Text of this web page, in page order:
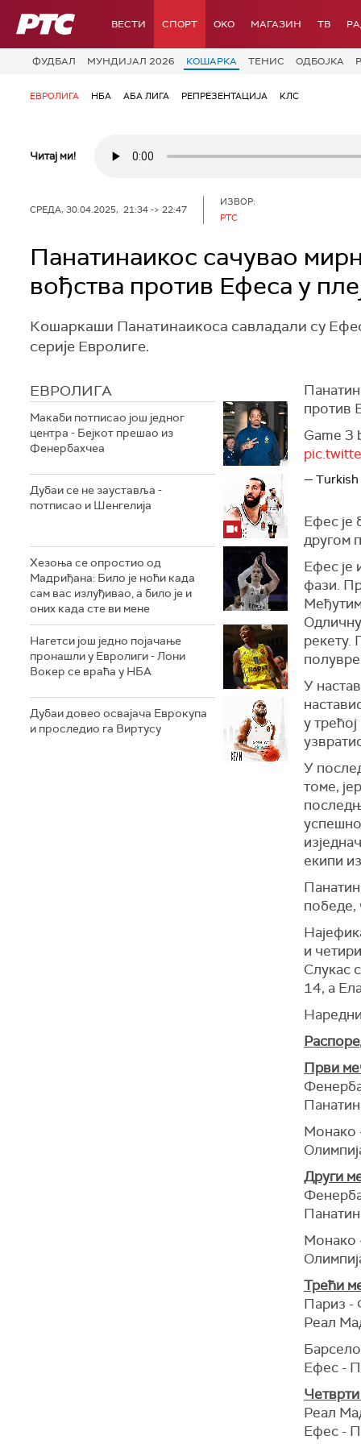
РТС ВЕСТИ СПОРТ OKO МАГАЗИН ТВ
ФУДБАЛ МУНДИЈАЛ 2026 КОШАРКА ТЕНИС ОДБОЈКА
ЕВРОЛИГА НБА АБА ЛИГА РЕПРЕЗЕНТАЦИЈА КЛС
Читај ми!
СРЕДА, 30.04.2025, 21:34 -> 22:47
ИЗВОР:
РТС
Панатинаикос сачувао
вођства против Ефеса у
Кошаркаши Панатинаикоса савладали су
серије Евролиге.
ЕВРОЛИГА
Макаби потписао још једног
центра - Бејкот прешао из
Фенербахчеа
Дубаи се не зауставља -
потписао и Шенгелија
Хезоња се опростио од
Мадриђана: Било је ноћи када
сам вас излуђивао, а било је и
оних када сте ви мене
Нагетси још једно појачање
пронашли у Евролиги - Лони
Вокер се враћа у НБА
Дубаи довео освајача Еврокупа
и проследио га Виртусу
против
Game 3
— Turkish
Ефес је
другом
Ефес је
фази.
рекету.
У
у
У
томе,
екипи
победе,
и
Слукас
14, а
Први
Монако
Други
Монако
Трећи
Париз -
Реал
Ефес -
Реал
Ефес -